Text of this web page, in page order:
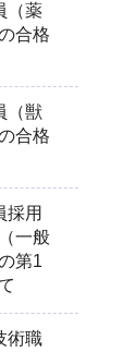
（薬
合格
（獣
合格
採用
一般
第1
術職